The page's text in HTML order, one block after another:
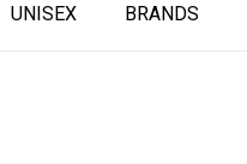
UNISEX BRANDS